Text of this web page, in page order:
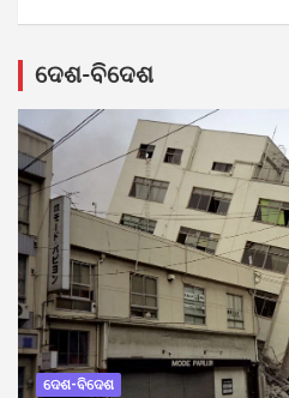
ଦେଶ-ବିଦେଶ
ଦେଶ-ବିଦେଶ